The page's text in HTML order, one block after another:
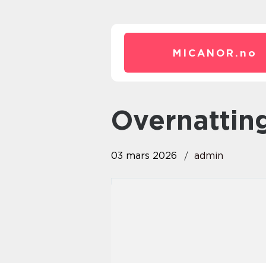
MICANOR. no
03 mars 2026 admin